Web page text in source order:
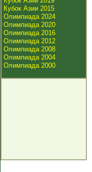
Кубок Азии 2015
Олимпиада 2024
Олимпиада 2020
Олимпиада 2016
Олимпиада 2012
Олимпиада 2008
Олимпиада 2004
Олимпиада 2000